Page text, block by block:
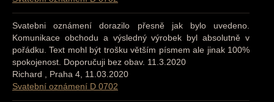
Svatebni oznámení dorazilo přesně jak bylo uvedeno.
Komunikace obchodu a výsledný výrobek byl absolutně v
pořádku. Text mohl být trošku větším písmem ale jinak 100%
spokojenost. Doporučuji bez obav. 11.3.2020
Richard , Praha 4, 11.03.2020
Svatební oznámení D 0702